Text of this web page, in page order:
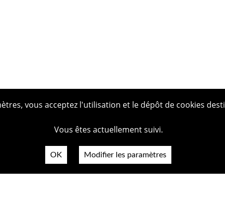
vous acceptez l'utilisation et le dépôt de cookies
Vous êtes actuellement suivi.
OK Modifier les paramètres